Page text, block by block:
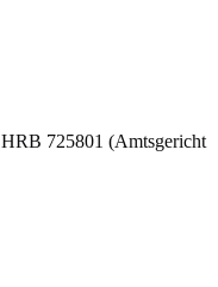
HRB 725801 (Amtsgericht